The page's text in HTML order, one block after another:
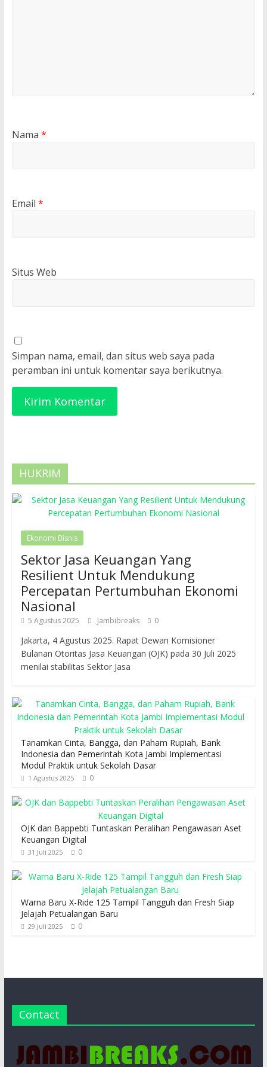
Nama *
Email *
Situs Web
Simpan nama, email, dan situs web saya pada
peramban ini untuk komentar saya berikutnya.
HUKRIM
Ekonomi Bisnis
Sektor Jasa Keuangan Yang
Resilient Untuk Mendukung
Percepatan Pertumbuhan Ekonomi
Nasional
5 Agustus 2025 Jambibreaks 0
Jakarta, 4 Agustus 2025. Rapat Dewan Komisioner
Bulanan Otoritas Jasa Keuangan (OJK) pada 30 Juli 2025
menilai stabilitas Sektor Jasa
Tanamkan Cinta, Bangga, dan Paham Rupiah, Bank
Indonesia dan Pemerintah Kota Jambi Implementasi
Modul Praktik untuk Sekolah Dasar
1 Agustus 2025 0
OJK dan Bappebti Tuntaskan Peralihan Pengawasan Aset
Keuangan Digital
31 Juli 2025 0
Warna Baru X-Ride 125 Tampil Tangguh dan Fresh Siap
Jelajah Petualangan Baru
29 Juli 2025 0
Contact